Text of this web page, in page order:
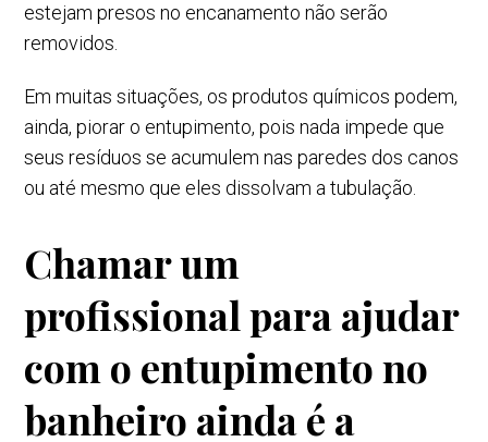
estejam presos no encanamento não serão
removidos.
Em muitas situações, os produtos químicos podem,
ainda, piorar o entupimento, pois nada impede que
seus resíduos se acumulem nas paredes dos canos
ou até mesmo que eles dissolvam a tubulação.
Chamar um
profissional para ajudar
com o entupimento no
banheiro ainda é a